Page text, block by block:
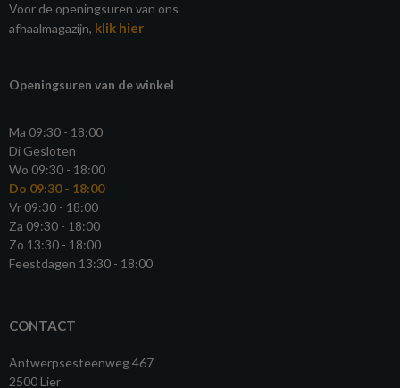
Voor de openingsuren van ons
afhaalmagazijn, klik hier
Openingsuren van de winkel
Ma 09:30 - 18:00
Di Gesloten
Wo 09:30 - 18:00
Do 09:30 - 18:00
Vr 09:30 - 18:00
Za 09:30 - 18:00
Zo 13:30 - 18:00
Feestdagen 13:30 - 18:00
CONTACT
Antwerpsesteenweg 467
2500 Lier